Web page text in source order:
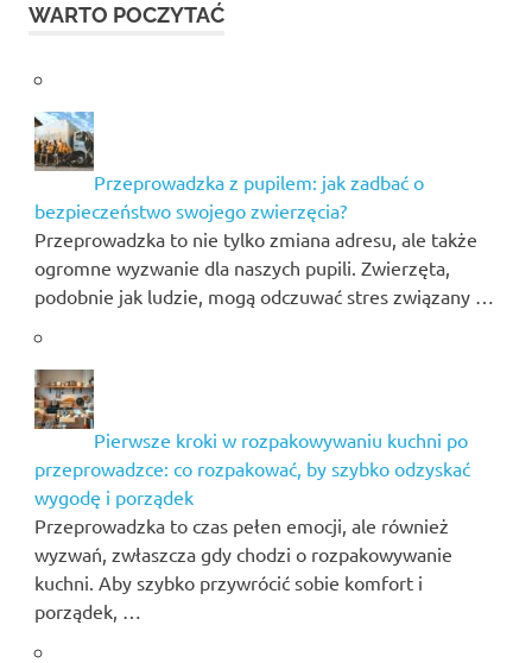
WARTO POCZYTAĆ
Przeprowadzka z pupilem: jak zadbać o
bezpieczeństwo swojego zwierzęcia?
Przeprowadzka to nie tylko zmiana adresu, ale także
ogromne wyzwanie dla naszych pupili. Zwierzęta,
podobnie jak ludzie, mogą odczuwać stres związany …
Pierwsze kroki w rozpakowywaniu kuchni po
przeprowadzce: co rozpakować, by szybko odzyskać
wygodę i porządek
Przeprowadzka to czas pełen emocji, ale również
wyzwań, zwłaszcza gdy chodzi o rozpakowywanie
kuchni. Aby szybko przywrócić sobie komfort i
porządek, …